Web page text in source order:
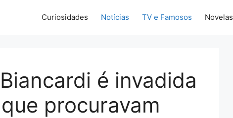
Curiosidades Notícias TV e Famosos Novelas
é invadida
procuravam